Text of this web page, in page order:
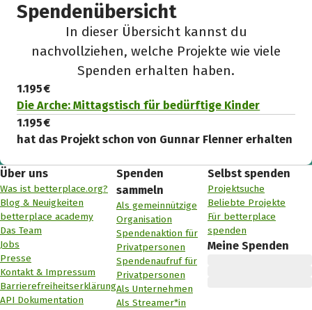
Spendenübersicht
In dieser Übersicht kannst du
nachvollziehen, welche Projekte wie viele
Spenden erhalten haben.
1.195 €
Die Arche: Mittagstisch für bedürftige Kinder
1.195 €
hat das Projekt schon von Gunnar Flenner erhalten
Über uns
Was ist betterplace.org?
Blog & Neuigkeiten
betterplace academy
Das Team
Jobs
Presse
Kontakt & Impressum
Barrierefreiheitserklärung
API Dokumentation
Spenden
sammeln
Als gemeinnützige
Organisation
Spendenaktion für
Privatpersonen
Spendenaufruf für
Privatpersonen
Als Unternehmen
Als Streamer*in
Selbst spenden
Projektsuche
Beliebte Projekte
Für betterplace
spenden
Meine Spenden